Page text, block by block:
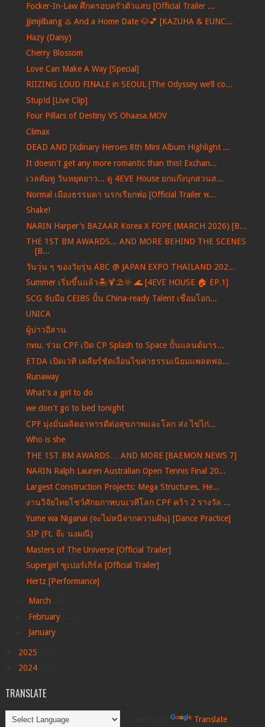
Focker-In-Law ศึกครอบครัวตัวแสบ [Official Trailer ...
Jjimjilbang ♨️ And a Home Date 🐶💕 [KAZUHA & EUNC...
Hazy (Daisy)
Cherry Blossom
Love Can Make A Way [Special]
RIIZING LOUD FINALE in SEOUL [The Odyssey we’ll co...
Stup!d [Live Clip]
Four Pillars of Destiny VS Ohaasa.MOV
Climax
DEAD AND [Xdinary Heroes 8th Mini Album Highlight ...
It doesn't get any more romantic than this! Exchan...
เวลคัมทู วันหยุดยาว... ดู 4EVE House ยกแก๊งบุกสวนส...
Normal เมืองธรรมดา นรกเรียกพ่อ [Official Trailer พ...
Shake!
NARIN Harper's BAZAAR Korea X FOPE (MARCH 2026) [B...
THE 1ST BM AWARDS... AND MORE BEHIND THE SCENES
[B...
วันวุ่น ๆ ของวัยรุ่น ABC @ JAPAN EXPO THAILAND 202...
Summer เริ่มขึ้นแล้ว🏝️🍹⛱️🌞 🌊 [4EVE HOUSE 🏠 EP.1]
SCG จับมือ CEIBS ปั้น China-ready Talent เชื่อมโอก...
UNICA
ผู้บ่าวอีสาน
กทม. ร่วม CPF เปิด CP Splash to Space ปั้นแลนด์มาร...
ETDA เปิดเวที เคลียร์ชัดเงื่อนไขค่าธรรมเนียมแพลตฟอ...
Runaway
What's a girl to do
we don't go to bed tonight
CPF มุ่งมั่นผลิตอาหารดีต่อสุขภาพและโลก ส่ง ไข่ไก่...
Who is she
THE 1ST BM AWARDS… AND MORE [BAEMON NEWS 7]
NARIN Ralph Lauren Australian Open Tennis Final 20...
Largest Construction Projects: Mega Structures, He...
งานวิจัยไทยโชว์ศักยภาพบนเวทีโลก CPF คว้า 2 รางวัล ...
Yume wa Niganai (จะไม่หนีจากความฝัน} [Dance Practice]
SIP (Ft. จ๊ะ นงผณี)
Masters of The Universe [Official Trailer]
Supergirl ซูเปอร์เกิร์ล [Official Trailer]
Hertz [Performance]
March
February
January
2025
2024
TRANSLATE
Translate